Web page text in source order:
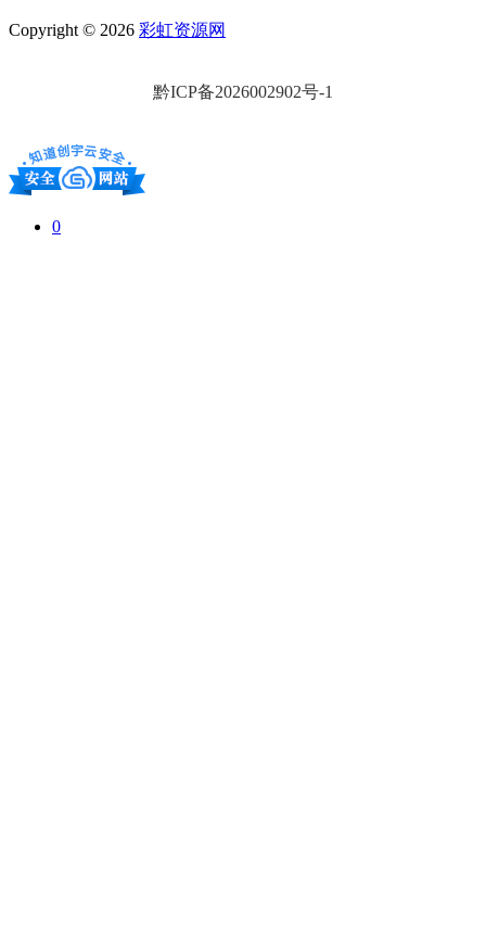
Copyright © 2026 彩虹资源网
黔ICP备2026002902号-1
0